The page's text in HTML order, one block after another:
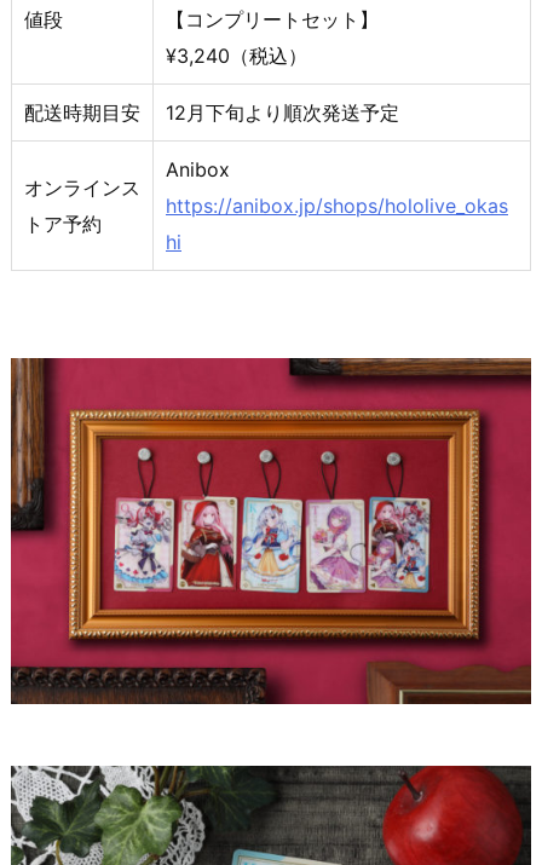
値段
【コンプリートセット】
¥3,240（税込）
配送時期目安 12月下旬より順次発送予定
オンラインス
トア予約
Anibox
https://anibox.jp/shops/hololive_okas
hi